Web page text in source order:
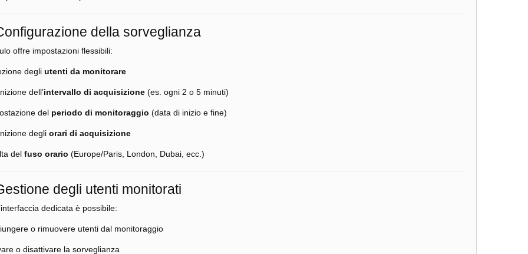
della sorveglianza
offre impostazioni flessibili:
degli utenti da monitorare
dell’intervallo di acquisizione (es. ogni 2 o 5 minuti)
del periodo di monitoraggio (data di inizio e fine)
degli orari di acquisizione
del fuso orario (Europe/Paris, London, Dubai, ecc.)
degli utenti monitorati
dedicata è possibile:
o rimuovere utenti dal monitoraggio
o disattivare la sorveglianza